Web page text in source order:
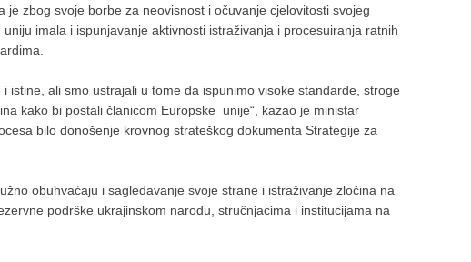
zbog svoje borbe za neovisnost i očuvanje cjelovitosti svojeg
imala i ispunjavanje aktivnosti istraživanja i procesuiranja ratnih
istine, ali smo ustrajali u tome da ispunimo visoke standarde, stroge
kako bi postali članicom Europske unije“, kazao je ministar
bilo donošenje krovnog strateškog dokumenta Strategije za
obuhvaćaju i sagledavanje svoje strane i istraživanje zločina na
podrške ukrajinskom narodu, stručnjacima i institucijama na